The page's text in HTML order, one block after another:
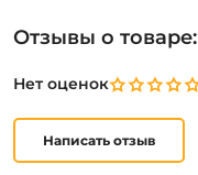
Отзывы о товаре:
Нет оценок
Написать отзыв